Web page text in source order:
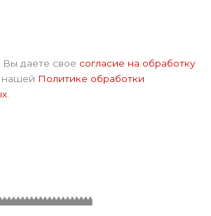
даете свое согласие на обработку
нашей Политике обработки